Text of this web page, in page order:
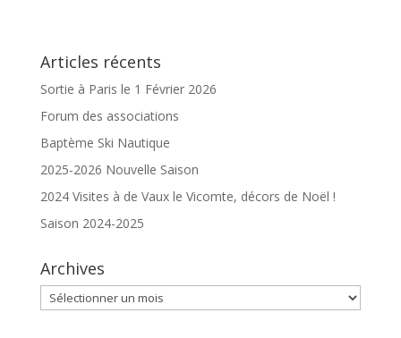
Articles récents
Sortie à Paris le 1 Février 2026
Forum des associations
Baptème Ski Nautique
2025-2026 Nouvelle Saison
2024 Visites à de Vaux le Vicomte, décors de Noël !
Saison 2024-2025
Archives
Archives